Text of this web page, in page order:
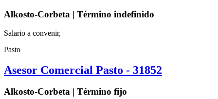
Alkosto-Corbeta | Término indefinido
Salario a convenir,
Pasto
Asesor Comercial Pasto - 31852
Alkosto-Corbeta | Término fijo